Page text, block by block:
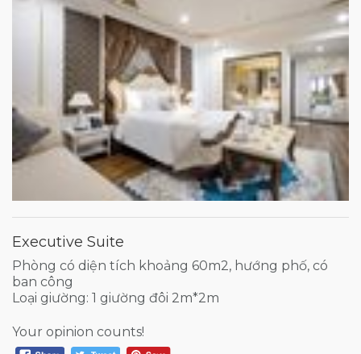
Executive Suite
Phòng có diện tích khoảng 60m2, hướng phố, có
ban công
Loại giường: 1 giường đôi 2m*2m
Your opinion counts!